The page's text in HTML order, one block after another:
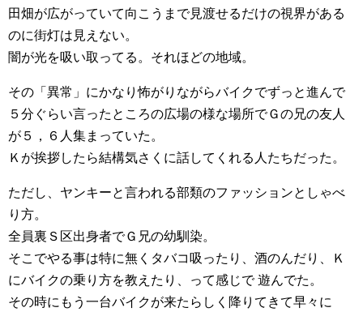
田畑が広がっていて向こうまで見渡せるだけの視界がある
のに街灯は見えない。
闇が光を吸い取ってる。それほどの地域。
その「異常」にかなり怖がりながらバイクでずっと進んで
５分ぐらい言ったところの広場の様な場所でＧの兄の友人
が５，６人集まっていた。
Ｋが挨拶したら結構気さくに話してくれる人たちだった。
ただし、ヤンキーと言われる部類のファッションとしゃべ
り方。
全員裏Ｓ区出身者でＧ兄の幼馴染。
そこでやる事は特に無くタバコ吸ったり、酒のんだり、Ｋ
にバイクの乗り方を教えたり、って感じで 遊んでた。
その時にもう一台バイクが来たらしく降りてきて早々に